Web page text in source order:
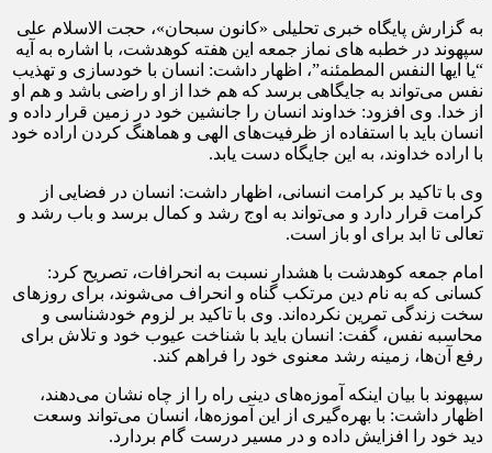
به گزارش پایگاه خبری تحلیلی «کانون سبحان»، حجت الاسلام علی
سپهوند در خطبه های نماز جمعه این هفته کوهدشت، با اشاره به آیه
“یا ایها النفس المطمئنه”، اظهار داشت: انسان با خودسازی و تهذیب
نفس می‌تواند به جایگاهی برسد که هم خدا از او راضی باشد و هم او
از خدا. وی افزود: خداوند انسان را جانشین خود در زمین قرار داده و
انسان باید با استفاده از ظرفیت‌های الهی و هماهنگ کردن اراده خود
با اراده خداوند، به این جایگاه دست یابد.
وی با تاکید بر کرامت انسانی، اظهار داشت: انسان در فضایی از
کرامت قرار دارد و می‌تواند به اوج رشد و کمال برسد و باب رشد و
تعالی تا ابد برای او باز است.
امام جمعه کوهدشت با هشدار نسبت به انحرافات، تصریح کرد:
کسانی که به نام دین مرتکب گناه و انحراف می‌شوند، برای روزهای
سخت زندگی تمرین نکرده‌اند. وی با تاکید بر لزوم خودشناسی و
محاسبه نفس، گفت: انسان باید با شناخت عیوب خود و تلاش برای
رفع آن‌ها، زمینه رشد معنوی خود را فراهم کند.
سپهوند با بیان اینکه آموزه‌های دینی راه را از چاه نشان می‌دهند،
اظهار داشت: با بهره‌گیری از این آموزه‌ها، انسان می‌تواند وسعت
دید خود را افزایش داده و در مسیر درست گام بردارد.